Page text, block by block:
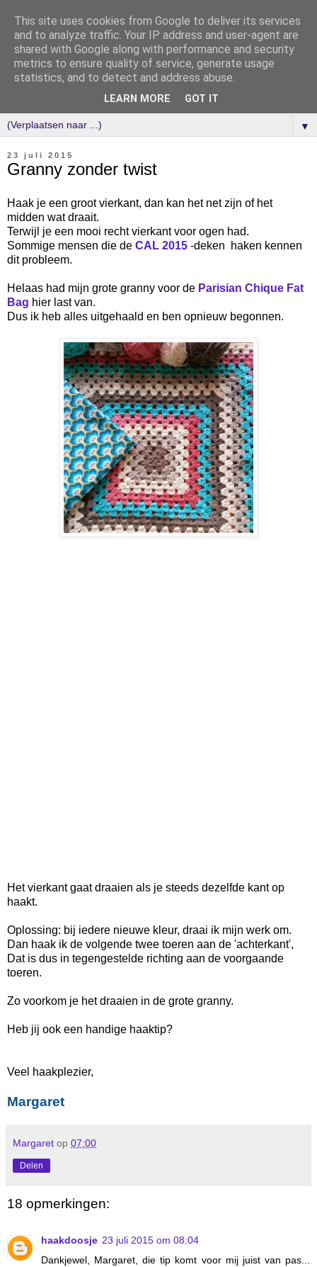
▼
23 juli 2015
Granny zonder twist
Haak je een groot vierkant, dan kan het net zijn of het
midden wat draait.
Terwijl je een mooi recht vierkant voor ogen had.
Sommige mensen die de CAL 2015 -deken
haken kennen
dit probleem.
Helaas had mijn grote granny voor de Parisian Chique Fat
Bag hier last van.
Dus ik heb alles uitgehaald en ben opnieuw begonnen.
Het vierkant gaat draaien als je steeds dezelfde kant op
haakt.
Oplossing: bij iedere nieuwe kleur, draai ik mijn werk om.
Dan haak ik de volgende twee toeren aan de 'achterkant',
Dat is dus in tegengestelde richting aan de voorgaande
toeren.
Zo voorkom je het draaien in de grote granny.
Heb jij ook een handige haaktip?
Veel haakplezier,
Margaret
Margaret op 07:00
Delen
18 opmerkingen:
haakdoosje 23 juli 2015 om 08:04
Dankjewel, Margaret, die tip komt voor mij juist van pas...
This site uses cookies from Google to deliver its services
and to analyze traffic. Your IP address and user-agent are
shared with Google along with performance and security
metrics to ensure quality of service, generate usage
statistics, and to detect and address abuse.
LEARN MORE GOT IT